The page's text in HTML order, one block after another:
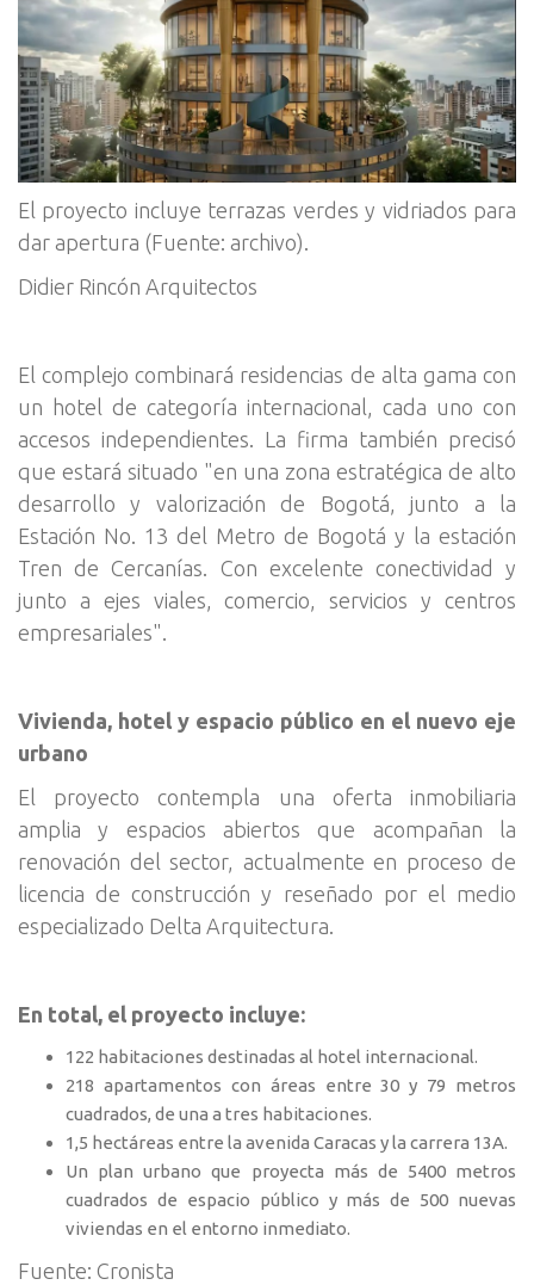
El proyecto incluye terrazas verdes y vidriados para
dar apertura (Fuente: archivo).
Didier Rincón Arquitectos
El complejo combinará residencias de alta gama con
un hotel de categoría internacional, cada uno con
accesos independientes. La firma también precisó
que estará situado "en una zona estratégica de alto
desarrollo y valorización de Bogotá, junto a la
Estación No. 13 del Metro de Bogotá y la estación
Tren de Cercanías. Con excelente conectividad y
junto a ejes viales, comercio, servicios y centros
empresariales".
Vivienda, hotel y espacio público en el nuevo eje
urbano
El proyecto contempla una oferta inmobiliaria
amplia y espacios abiertos que acompañan la
renovación del sector, actualmente en proceso de
licencia de construcción y reseñado por el medio
especializado Delta Arquitectura.
En total, el proyecto incluye:
122 habitaciones destinadas al hotel internacional.
218 apartamentos con áreas entre 30 y 79 metros
cuadrados, de una a tres habitaciones.
1,5 hectáreas entre la avenida Caracas y la carrera 13A.
Un plan urbano que proyecta más de 5400 metros
cuadrados de espacio público y más de 500 nuevas
viviendas en el entorno inmediato.
Fuente: Cronista